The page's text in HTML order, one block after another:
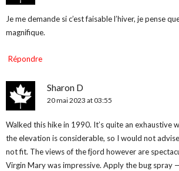
Je me demande si c’est faisable l’hiver, je pense
magnifique.
Répondre
Sharon D
20 mai 2023 at 03:55
Walked this hike in 1990. It’s quite an exhaustive
the elevation is considerable, so I would not
not fit. The views of the fjord however are
Virgin Mary was impressive. Apply the bug spray